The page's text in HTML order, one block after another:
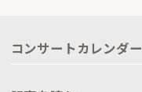
コンサートカレンダー